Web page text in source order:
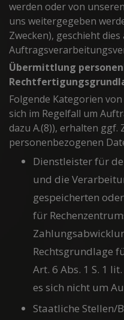
werden oder von
uns weitergegeben
Zwecken), geschieht
Übermittlung
Folgende Kategorien
sich im Regelfall um
dazu A.(8)), erhalten
personenbezogenen
Dienstleister für
und die
gespeicherten
für
Rechtsgrundlage
Art. 6 Abs. 1 S. 1
es sich nicht um
Staatliche Stellen/